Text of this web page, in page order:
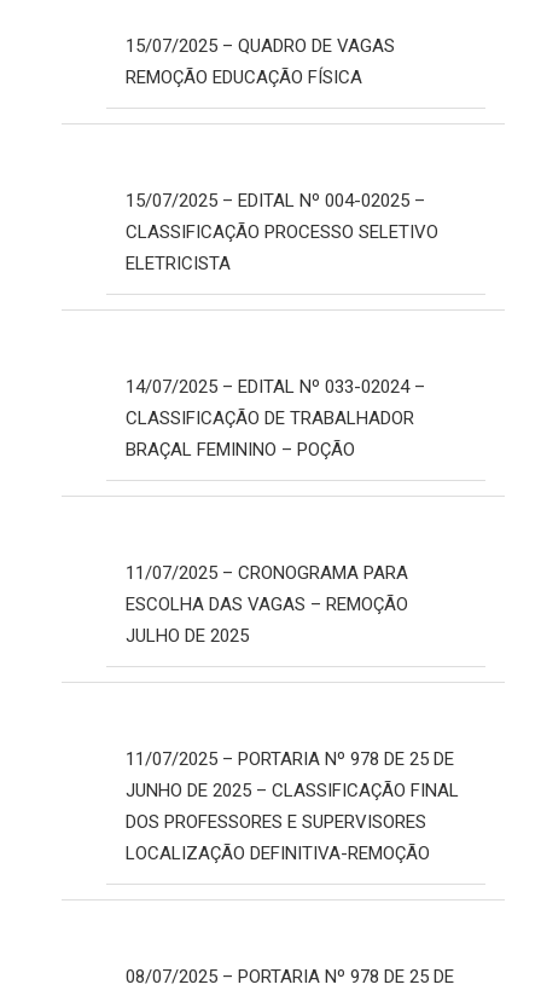
15/07/2025 – QUADRO DE VAGAS
REMOÇÃO EDUCAÇÃO FÍSICA
15/07/2025 – EDITAL Nº 004-02025 –
CLASSIFICAÇÃO PROCESSO SELETIVO
ELETRICISTA
14/07/2025 – EDITAL Nº 033-02024 –
CLASSIFICAÇÃO DE TRABALHADOR
BRAÇAL FEMININO – POÇÃO
11/07/2025 – CRONOGRAMA PARA
ESCOLHA DAS VAGAS – REMOÇÃO
JULHO DE 2025
11/07/2025 – PORTARIA Nº 978 DE 25 DE
JUNHO DE 2025 – CLASSIFICAÇÃO FINAL
DOS PROFESSORES E SUPERVISORES
LOCALIZAÇÃO DEFINITIVA-REMOÇÃO
08/07/2025 – PORTARIA Nº 978 DE 25 DE